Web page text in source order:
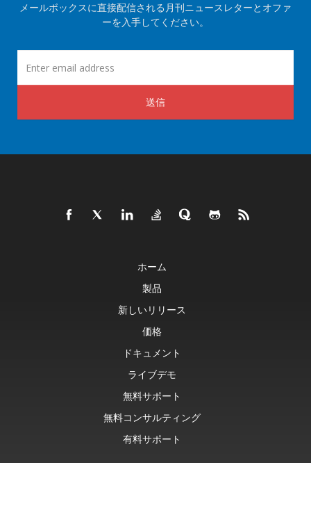
メールボックスに直接配信される月刊ニュースレターとオファ
ーを入手してください。
送信
ホーム
製品
新しいリリース
価格
ドキュメント
ライブデモ
無料サポート
無料コンサルティング
有料サポート